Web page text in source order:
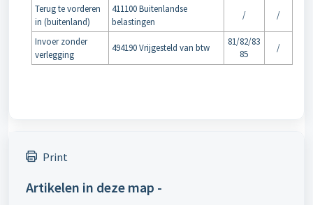
Terug te vorderen
in (buitenland)
411100 Buitenlandse
belastingen
/ /
Invoer zonder
verlegging
494190 Vrijgesteld van btw
81/82/83
85
/
Print
Artikelen in deze map -